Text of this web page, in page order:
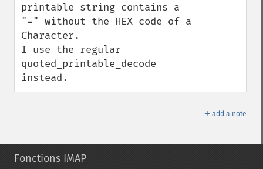
printable string contains a
"=" without the HEX code of a
Character.
I use the regular
quoted_printable_decode
instead.
＋ add a note
Fonctions IMAP